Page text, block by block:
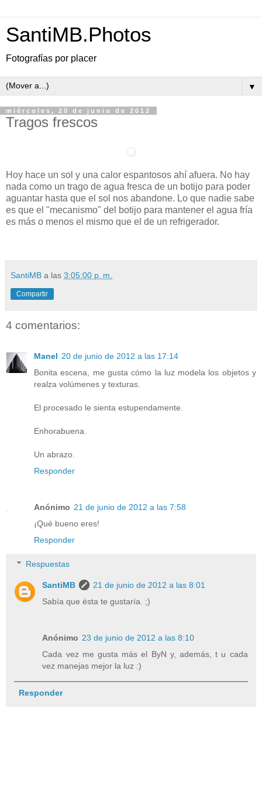
SantiMB.Photos
Fotografías por placer
▼
miércoles, 20 de junio de 2012
Tragos frescos
Hoy hace un sol y una calor espantosos ahí afuera. No hay
nada como un trago de agua fresca de un botijo para poder
aguantar hasta que el sol nos abandone. Lo que nadie sabe
es que el "mecanismo" del botijo para mantener el agua fría
es más o menos el mismo que el de un refrigerador.
SantiMB a las 3:05:00 p. m.
Compartir
4 comentarios:
Manel 20 de junio de 2012 a las 17:14
Bonita escena, me gusta cómo la luz modela los objetos y
realza volúmenes y texturas.
El procesado le sienta estupendamente.
Enhorabuena.
Un abrazo.
Responder
Anónimo 21 de junio de 2012 a las 7:58
¡Qué bueno eres!
Responder
Respuestas
SantiMB
21 de junio de 2012 a las 8:01
Sabía que ésta te gustaría. ;)
Anónimo 23 de junio de 2012 a las 8:10
Cada vez me gusta más el ByN y, además, t u cada
vez manejas mejor la luz :)
Responder